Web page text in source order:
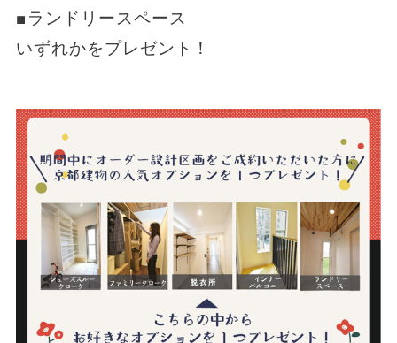
■ランドリースペース
いずれかをプレゼント！